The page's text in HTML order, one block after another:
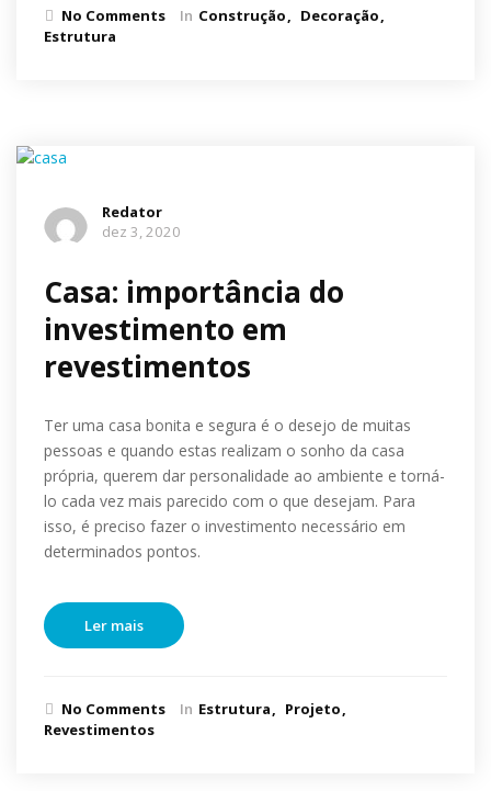
No Comments In Construção
Decoração
Estrutura
Redator
dez 3, 2020
Casa: importância do
investimento em
revestimentos
Ter uma casa bonita e segura é o desejo de muitas
pessoas e quando estas realizam o sonho da casa
própria, querem dar personalidade ao ambiente e torná-
lo cada vez mais parecido com o que desejam. Para
isso, é preciso fazer o investimento necessário em
determinados pontos.
Ler mais
No Comments In Estrutura
Projeto
Revestimentos